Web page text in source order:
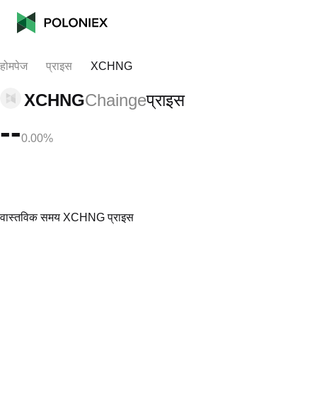
होमपेज प्राइस XCHNG
XCHNGChaingeप्राइस
--0.00%
वास्तविक समय XCHNG प्राइस